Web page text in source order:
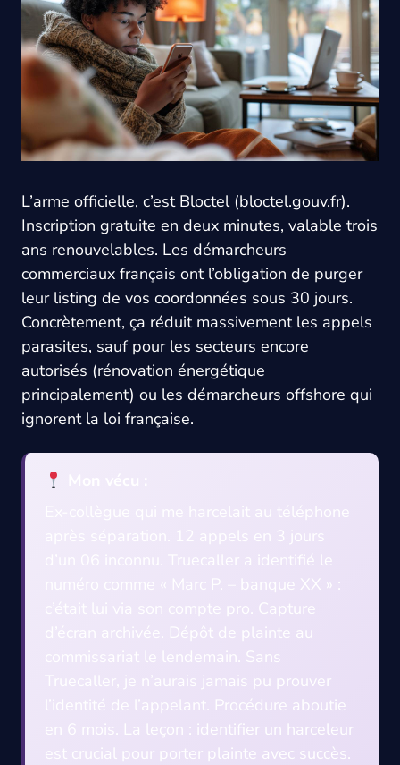
L’arme officielle, c’est Bloctel (bloctel.gouv.fr).
Inscription gratuite en deux minutes, valable trois
ans renouvelables. Les démarcheurs
commerciaux français ont l’obligation de purger
leur listing de vos coordonnées sous 30 jours.
Concrètement, ça réduit massivement les appels
parasites, sauf pour les secteurs encore
autorisés (rénovation énergétique
principalement) ou les démarcheurs offshore qui
ignorent la loi française.
Ex-collègue qui me harcelait au téléphone
après séparation. 12 appels en 3 jours
d’un 06 inconnu. Truecaller a identifié le
numéro comme « Marc P. – banque XX » :
c’était lui via son compte pro. Capture
d’écran archivée. Dépôt de plainte au
commissariat le lendemain. Sans
Truecaller, je n’aurais jamais pu prouver
l’identité de l’appelant. Procédure aboutie
en 6 mois. La leçon : identifier un harceleur
est crucial pour porter plainte avec succès.